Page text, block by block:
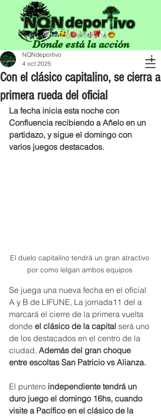
Donde está la acción
Con el clásico capitalino, se cierra a
primera rueda del oficial
NQNdeportivo
4 oct 2025
La fecha inicia esta noche con
Confluencia recibiendo a Añelo en un
partidazo, y sigue el domingo con
varios juegos destacados.
El duelo capitalino tendrà un gran atractivo
por como lelgan ambos equipos
Se juega una nueva fecha en el oficial
A y B de LIFUNE, La jornada11 del a
marcará el cierre de la primera vuelta
donde el clásico de la capital será uno
de los destacados en el centro de la
ciudad, Además del gran choque
entre escoltas San Patricio vs Alianza.
El puntero independiente tendrá un
duro juego el domingo 16hs, cuando
visite a Pacífico en el clásico de la